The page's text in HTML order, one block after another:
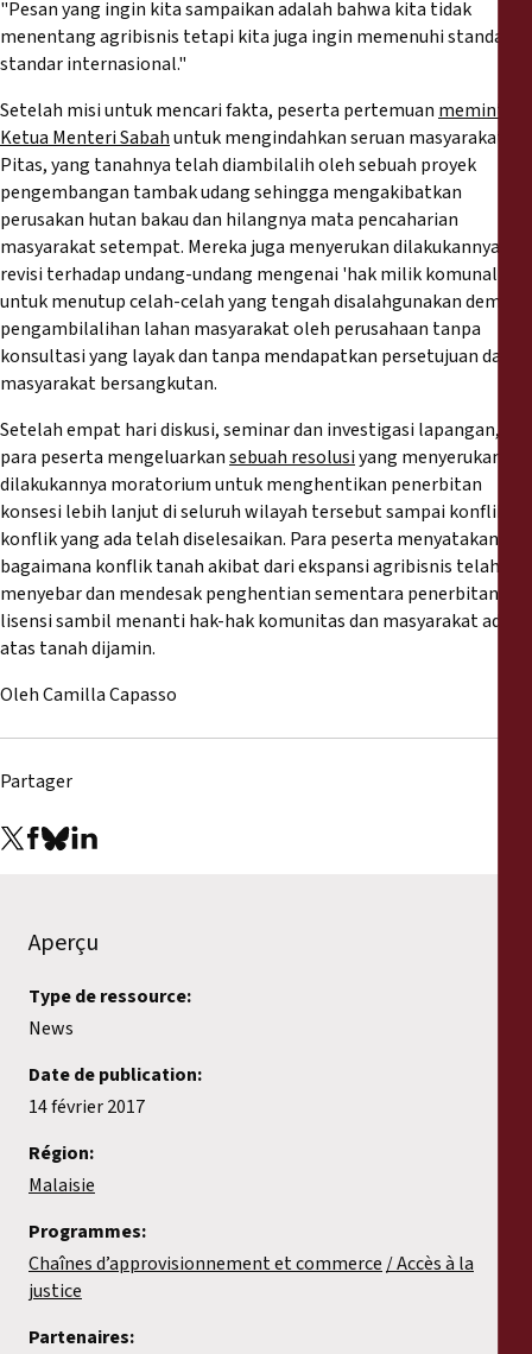
"Pesan yang ingin kita sampaikan adalah bahwa kita tidak
menentang agribisnis tetapi kita juga ingin memenuhi standar-
standar internasional."
Setelah misi untuk mencari fakta, peserta pertemuan meminta
Ketua Menteri Sabahuntuk mengindahkan seruan masyarakat di
Pitas, yang tanahnya telah diambilalih oleh sebuah proyek
pengembangan tambak udang sehingga mengakibatkan
perusakan hutan bakau dan hilangnya mata pencaharian
masyarakat setempat. Mereka juga menyerukan dilakukannya
revisi terhadap undang-undang mengenai 'hak milik komunal',
untuk menutup celah-celah yang tengah disalahgunakan demi
pengambilalihan lahan masyarakat oleh perusahaan tanpa
konsultasi yang layak dan tanpa mendapatkan persetujuan dari
masyarakat bersangkutan.
Setelah empat hari diskusi, seminar dan investigasi lapangan,
para peserta mengeluarkansebuah resolusiyang menyerukan
dilakukannya moratorium untuk menghentikan penerbitan
konsesi lebih lanjut di seluruh wilayah tersebut sampai konflik-
konflik yang ada telah diselesaikan. Para peserta menyatakan
bagaimana konflik tanah akibat dari ekspansi agribisnis telah
menyebar dan mendesak penghentian sementara penerbitan
lisensi sambil menanti hak-hak komunitas dan masyarakat adat
atas tanah dijamin.
Oleh Camilla Capasso
Partager
Aperçu
Type de ressource:
News
Date de publication:
14 février 2017
Région:
Malaisie
Programmes:
Chaînes d’approvisionnement et commerce Accès à la
justice
Partenaires: